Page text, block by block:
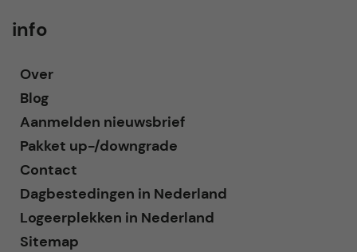
info
Over
Blog
Aanmelden nieuwsbrief
Pakket up-/downgrade
Contact
Dagbestedingen in Nederland
Logeerplekken in Nederland
Sitemap